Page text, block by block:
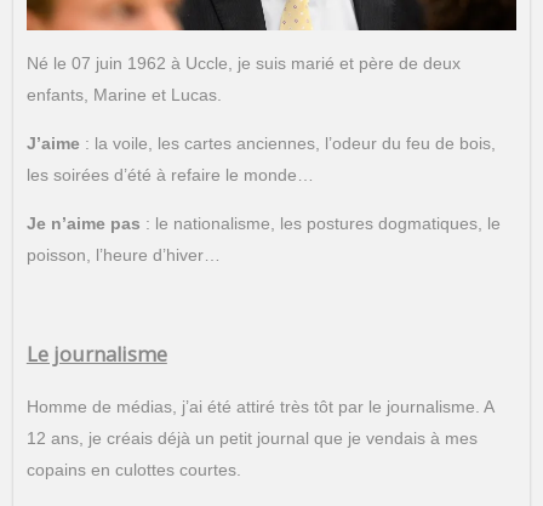
Né le 07 juin 1962 à Uccle, je suis marié et père de deux
enfants, Marine et Lucas.
J’aime: la voile, les cartes anciennes, l’odeur du feu de bois,
les soirées d’été à refaire le monde…
Je n’aime pas : le nationalisme, les postures dogmatiques, le
poisson, l’heure d’hiver…
Le journalisme
Homme de médias, j’ai été attiré très tôt par le journalisme. A
12 ans, je créais déjà un petit journal que je vendais à mes
copains en culottes courtes.